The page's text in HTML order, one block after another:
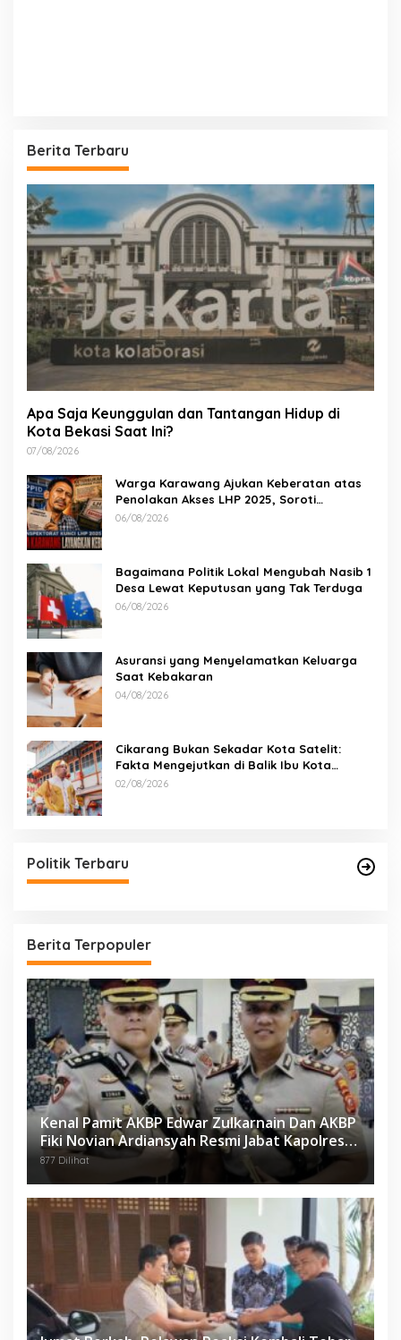
Berita Terbaru
Apa Saja Keunggulan dan Tantangan Hidup di
Kota Bekasi Saat Ini?
07/08/2026
Warga Karawang Ajukan Keberatan atas
Penolakan Akses LHP 2025, Soroti
Keterbukaan Informasi Publik
06/08/2026
Bagaimana Politik Lokal Mengubah Nasib 1
Desa Lewat Keputusan yang Tak Terduga
06/08/2026
Asuransi yang Menyelamatkan Keluarga
Saat Kebakaran
04/08/2026
Cikarang Bukan Sekadar Kota Satelit:
Fakta Mengejutkan di Balik Ibu Kota
Industri Jawa…
02/08/2026
Politik Terbaru
Berita Terpopuler
Kenal Pamit AKBP Edwar Zulkarnain Dan AKBP
Fiki Novian Ardiansyah Resmi Jabat Kapolres
Karawang
877 Dilihat